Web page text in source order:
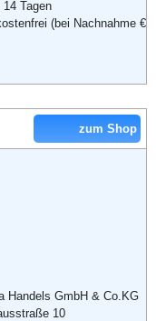
14 Tagen
(bei Nachnahme €
Freier GmbH & Co.
zum Shop
Handels GmbH & Co.KG
10